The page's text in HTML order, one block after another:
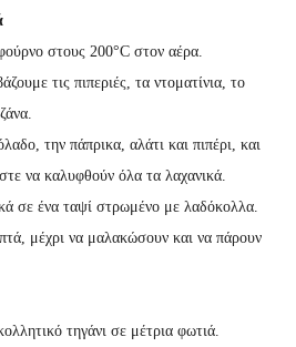
στους 200°C στον αέρα.
τις πιπεριές, τα ντοματίνια, το
την πάπρικα, αλάτι και πιπέρι, και
να καλυφθούν όλα τα λαχανικά.
σε ένα ταψί στρωμένο με λαδόκολλα.
μέχρι να μαλακώσουν και να πάρουν
τηγάνι σε μέτρια φωτιά.